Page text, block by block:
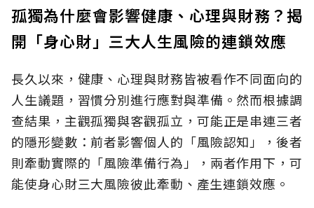
孤獨為什麼會影響健康、心理與財務？揭
開「身心財」三大人生風險的連鎖效應
長久以來，健康、心理與財務皆被看作不同面向的
人生議題，習慣分別進行應對與準備。然而根據調
查結果，主觀孤獨與客觀孤立，可能正是串連三者
的隱形變數：前者影響個人的「風險認知 」，後者
則牽動實際的「風險準備行為」，兩者作用下，可
能使身心財三大風險彼此牽動、產生連鎖效應。